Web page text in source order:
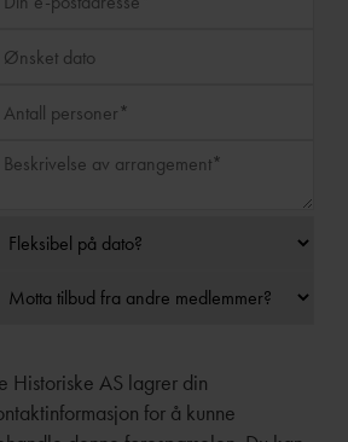
Historiske AS lagrer din
for å kunne